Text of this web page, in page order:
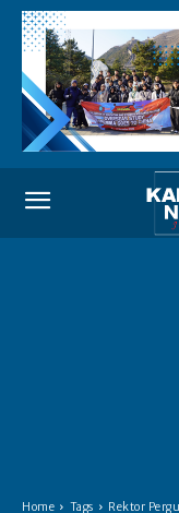
Home Tags
Rektor